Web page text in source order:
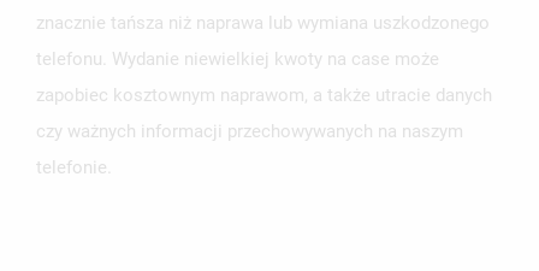
znacznie tańsza niż naprawa lub wymiana uszkodzonego
telefonu. Wydanie niewielkiej kwoty na case może
zapobiec kosztownym naprawom, a także utracie danych
czy ważnych informacji przechowywanych na naszym
telefonie.